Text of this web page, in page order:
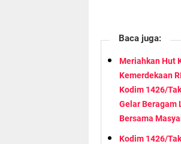
Baca juga:
Meriahkan Hut
Kemerdekaan
Kodim 1426/
Gelar Beragam
Bersama
Kodim 1426/